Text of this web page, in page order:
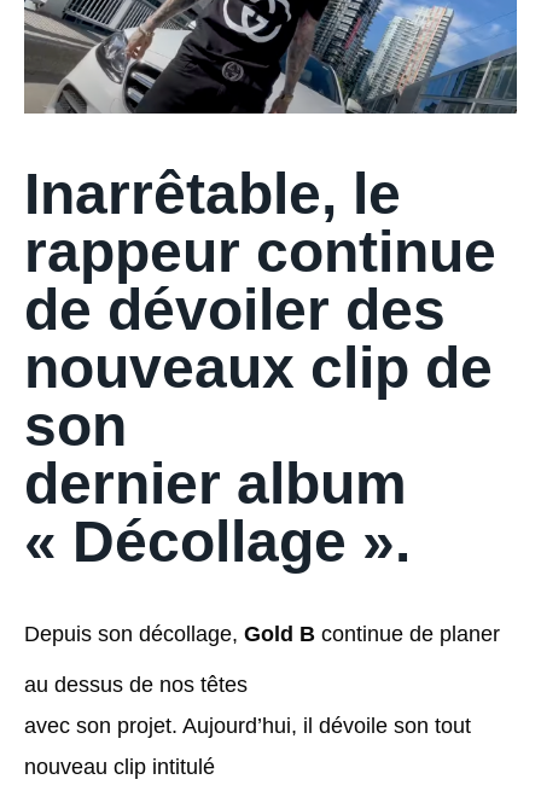
Inarrêtable, le
rappeur continue
de dévoiler des
nouveaux clip de
son
dernier album
« Décollage ».
Depuis son décollage, Gold B continue de planer
au dessus de nos têtes
avec son projet. Aujourd’hui, il dévoile son tout
nouveau clip intitulé